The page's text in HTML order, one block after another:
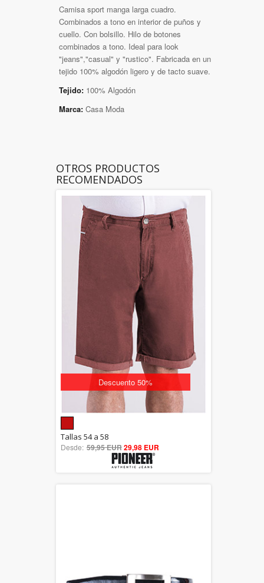
Camisa sport manga larga cuadro.
Combinados a tono en interior de puños y
cuello. Con bolsillo. Hilo de botones
combinados a tono. Ideal para look
"jeans","casual" y "rustico". Fabricada en un
tejido 100% algodón ligero y de tacto suave.
Tejido: 100% Algodón
Marca: Casa Moda
OTROS PRODUCTOS
RECOMENDADOS
Descuento 50%
out of 5
Tallas 54 a 58
Desde: 59,95 EUR29,98 EUR